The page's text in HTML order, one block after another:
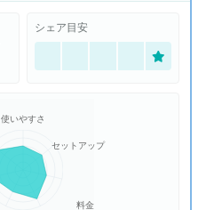
シェア目安
使いやすさ
セットアップ
料金